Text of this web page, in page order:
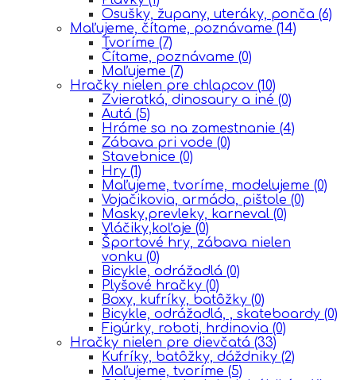
Osušky, župany, uteráky, ponča (6)
Maľujeme, čítame, poznávame (14)
Tvoríme (7)
Čítame, poznávame (0)
Maľujeme (7)
Hračky nielen pre chlapcov (10)
Zvieratká, dinosaury a iné (0)
Autá (5)
Hráme sa na zamestnanie (4)
Zábava pri vode (0)
Stavebnice (0)
Hry (1)
Maľujeme, tvoríme, modelujeme (0)
Vojačikovia, armáda, pištole (0)
Masky,prevleky, karneval (0)
Vláčiky,koľaje (0)
Športové hry, zábava nielen
vonku (0)
Bicykle, odrážadlá (0)
Plyšové hračky (0)
Boxy, kufríky, batôžky (0)
Bicykle, odrážadlá, , skateboardy (0)
Figúrky, roboti, hrdinovia (0)
Hračky nielen pre dievčatá (33)
Kufríky, batôžky, dáždniky (2)
Maľujeme, tvoríme (5)